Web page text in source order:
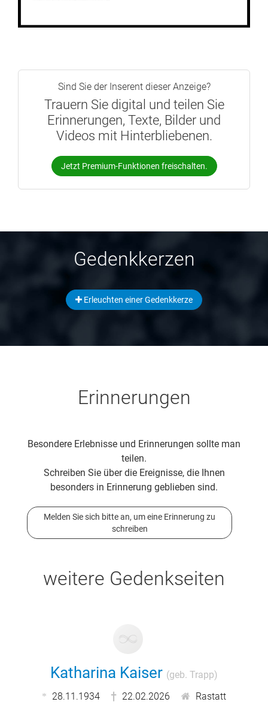
Sind Sie der Inserent dieser Anzeige?
Trauern Sie digital und teilen Sie
Erinnerungen, Texte, Bilder und
Videos mit Hinterbliebenen.
Jetzt Premium-Funktionen freischalten.
Gedenkkerzen
Erleuchten einer Gedenkkerze
Erinnerungen
Besondere Erlebnisse und Erinnerungen sollte man
teilen.
Schreiben Sie über die Ereignisse, die Ihnen
besonders in Erinnerung geblieben sind.
Melden Sie sich bitte an, um eine Erinnerung zu
schreiben
weitere Gedenkseiten
Katharina Kaiser (geb. Trapp)
28.11.1934 22.02.2026 Rastatt